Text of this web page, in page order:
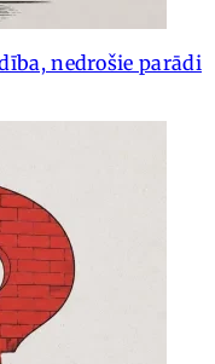
nedrošie parādi